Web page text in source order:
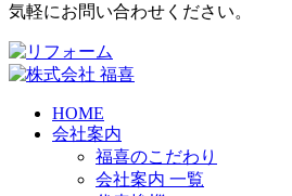
気軽にお問い合わせください。
HOME
会社案内
福喜のこだわり
会社案内 一覧